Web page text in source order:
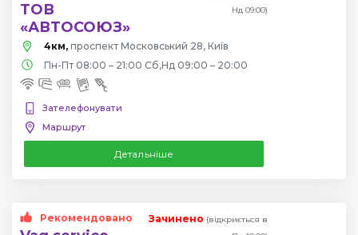
ТОВ
«АВТОСОЮЗ»
Нд 09:00)
4км, проспект Московський 28, Київ
Пн-Пт 08:00 – 21:00 Сб,Нд 09:00 – 20:00
Зателефонувати
Маршрут
Детальніше
Рекомендовано Зачинено (відкриється в